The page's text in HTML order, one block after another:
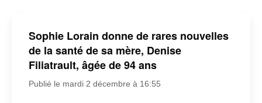
Sophie Lorain donne de rares nouvelles
de la santé de sa mère, Denise
Filiatrault, âgée de 94 ans
Publié le mardi 2 décembre à 16:55